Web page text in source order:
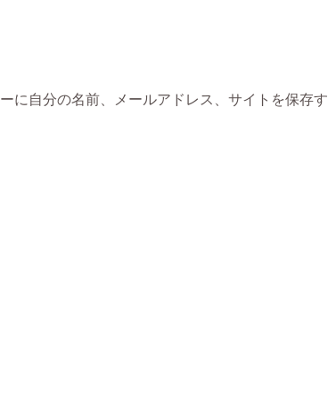
に自分の名前、メールアドレス、サイトを保存